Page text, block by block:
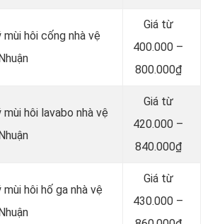
hôi cống nhà vệ
Giá từ
400.000 –
800.000₫
hôi lavabo nhà vệ
Giá từ
420.000 –
840.000₫
hôi hố ga nhà vệ
Giá từ
430.000 –